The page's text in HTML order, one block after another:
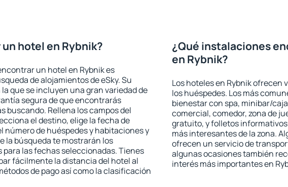
hotel en Rybnik?
un hotel en Rybnik es
de alojamientos de eSky. Su
que se incluyen una gran variedad de
segura de que encontrarás
buscando. Rellena los campos del
el destino, elige la fecha de
número de huéspedes y habitaciones y
la búsqueda te mostrarán los
las fechas seleccionadas. Tienes
fácilmente la distancia del hotel al
de pago así como la clasificación
¿Qué instalaciones
en Rybnik?
Los hoteles en Rybnik ofrecen
los huéspedes. Los más
bienestar con spa, minibar/
comercial, comedor, zona de
gratuito, y folletos
más interesantes de la zona.
ofrecen un servicio de
algunas ocasiones también
interés más importantes en